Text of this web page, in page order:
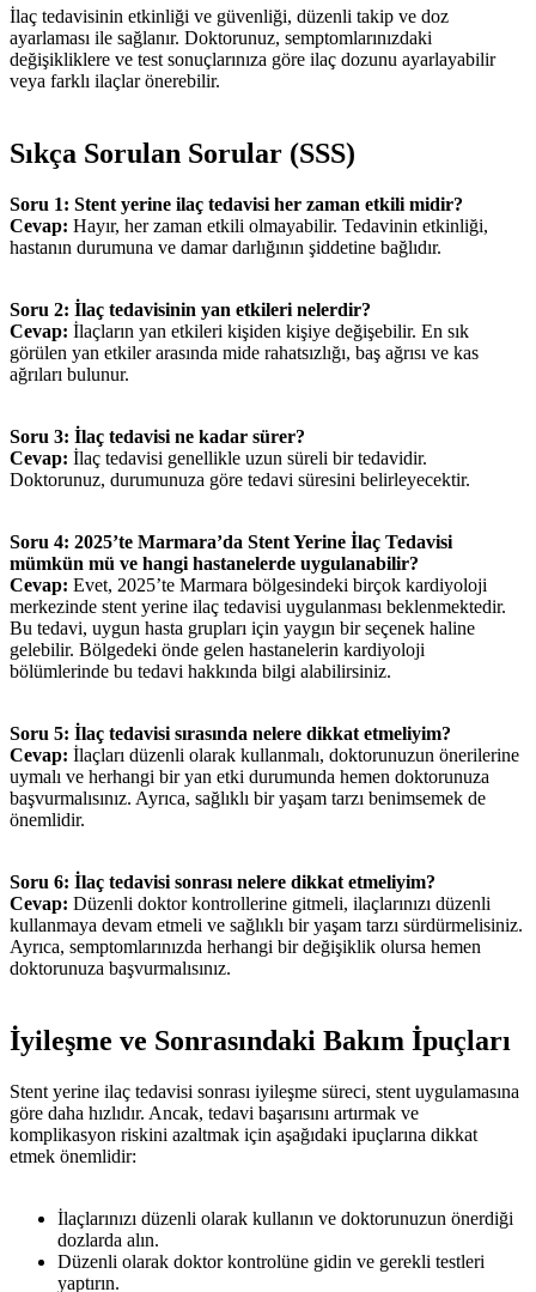
İlaç tedavisinin etkinliği ve güvenliği, düzenli takip ve doz
ayarlaması ile sağlanır. Doktorunuz, semptomlarınızdaki
değişikliklere ve test sonuçlarınıza göre ilaç dozunu ayarlayabilir
veya farklı ilaçlar önerebilir.
Sıkça Sorulan Sorular (SSS)
Soru 1: Stent yerine ilaç tedavisi her zaman etkili midir?
Cevap: Hayır, her zaman etkili olmayabilir. Tedavinin etkinliği,
hastanın durumuna ve damar darlığının şiddetine bağlıdır.
Soru 2: İlaç tedavisinin yan etkileri nelerdir?
Cevap: İlaçların yan etkileri kişiden kişiye değişebilir. En sık
görülen yan etkiler arasında mide rahatsızlığı, baş ağrısı ve kas
ağrıları bulunur.
Soru 3: İlaç tedavisi ne kadar sürer?
Cevap: İlaç tedavisi genellikle uzun süreli bir tedavidir.
Doktorunuz, durumunuza göre tedavi süresini belirleyecektir.
Soru 4: 2025’te Marmara’da Stent Yerine İlaç Tedavisi
mümkün mü ve hangi hastanelerde uygulanabilir?
Cevap: Evet, 2025’te Marmara bölgesindeki birçok kardiyoloji
merkezinde stent yerine ilaç tedavisi uygulanması beklenmektedir.
Bu tedavi, uygun hasta grupları için yaygın bir seçenek haline
gelebilir. Bölgedeki önde gelen hastanelerin kardiyoloji
bölümlerinde bu tedavi hakkında bilgi alabilirsiniz.
Soru 5: İlaç tedavisi sırasında nelere dikkat etmeliyim?
Cevap: İlaçları düzenli olarak kullanmalı, doktorunuzun önerilerine
uymalı ve herhangi bir yan etki durumunda hemen doktorunuza
başvurmalısınız. Ayrıca, sağlıklı bir yaşam tarzı benimsemek de
önemlidir.
Soru 6: İlaç tedavisi sonrası nelere dikkat etmeliyim?
Cevap: Düzenli doktor kontrollerine gitmeli, ilaçlarınızı düzenli
kullanmaya devam etmeli ve sağlıklı bir yaşam tarzı sürdürmelisiniz.
Ayrıca, semptomlarınızda herhangi bir değişiklik olursa hemen
doktorunuza başvurmalısınız.
İyileşme ve Sonrasındaki Bakım İpuçları
Stent yerine ilaç tedavisi sonrası iyileşme süreci, stent uygulamasına
göre daha hızlıdır. Ancak, tedavi başarısını artırmak ve
komplikasyon riskini azaltmak için aşağıdaki ipuçlarına dikkat
etmek önemlidir:
İlaçlarınızı düzenli olarak kullanın ve doktorunuzun önerdiği
dozlarda alın.
Düzenli olarak doktor kontrolüne gidin ve gerekli testleri
yaptırın.